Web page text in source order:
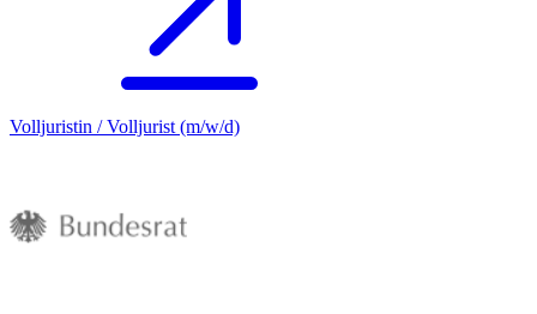
Volljuristin / Volljurist (m/w/d)